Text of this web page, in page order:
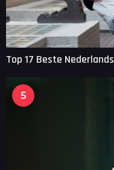
Top 17 Beste
5